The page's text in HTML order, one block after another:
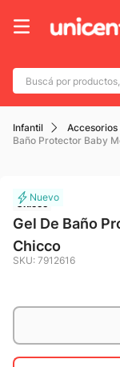
Buscá por
Infantil
Baño Protector Baby
Chicco
Gel De Baño
Chicco
SKU: 7912616
Términos más
1. adidas
4. botin
5. caterpillar
9. jdy